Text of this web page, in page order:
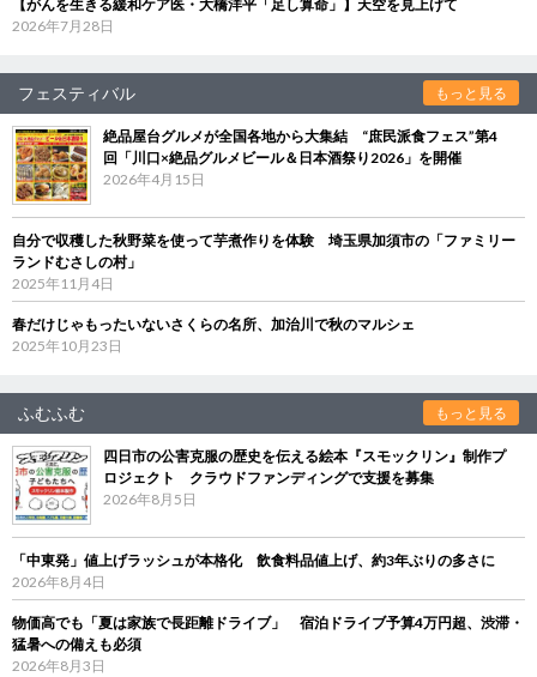
【がんを生きる緩和ケア医・大橋洋平「足し算命」】天空を見上げて
2026年7月28日
フェスティバル もっと見る
絶品屋台グルメが全国各地から大集結 “庶民派食フェス”第4
回「川口×絶品グルメビール＆日本酒祭り2026」を開催
2026年4月15日
自分で収穫した秋野菜を使って芋煮作りを体験 埼玉県加須市の「ファミリー
ランドむさしの村」
2025年11月4日
春だけじゃもったいないさくらの名所、加治川で秋のマルシェ
2025年10月23日
ふむふむ もっと見る
四日市の公害克服の歴史を伝える絵本『スモックリン』制作プ
ロジェクト クラウドファンディングで支援を募集
2026年8月5日
「中東発」値上げラッシュが本格化 飲食料品値上げ、約3年ぶりの多さに
2026年8月4日
物価高でも「夏は家族で長距離ドライブ」 宿泊ドライブ予算4万円超、渋滞・
猛暑への備えも必須
2026年8月3日